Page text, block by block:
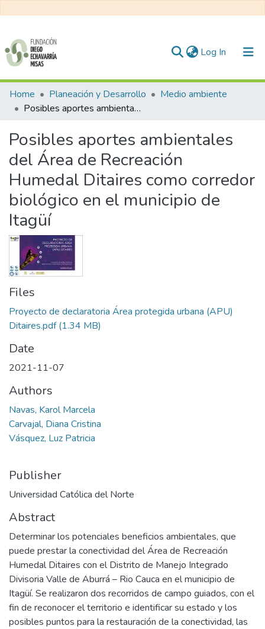
Log In (current)
Communities & Collections
All of DSpace
Statistics
Home Planeación y Desarrollo
Medio ambiente
Posibles aportes ambientales del Área de Recreación Humedal Ditaires como corredor biológico en el municipio de Itagüí
Posibles aportes ambientales
del Área de Recreación
Humedal Ditaires como corredor
biológico en el municipio de
Itagüí
Files
Proyecto de declaratoria Área protegida urbana (APU)
Ditaires.pdf(1.34 MB)
Date
2021-11-07
Authors
Navas, Karol Marcela
Carvajal, Diana Cristina
Vásquez, Luz Patricia
Publisher
Universidad Católica del Norte
Abstract
Determinar los potenciales beneficios ambientales, que
puede prestar la conectividad del Área de Recreación
Humedal Ditaires con el Distrito de Manejo Integrado
Divisoria Valle de Aburrá – Rio Cauca en el municipio de
Itagüí. Se realizaron dos recorridos de campo guiados, con el
fin de reconocer el territorio e identificar su estado y los
posibles puntos para la restauración de la conectividad, las